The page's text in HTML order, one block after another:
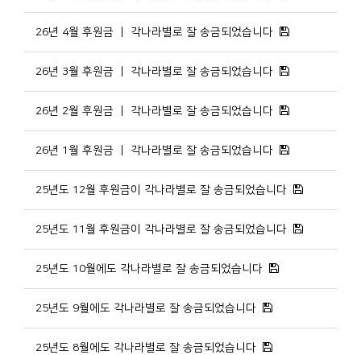
26년 4월 후원금 ㅣ 각나라별로 잘 송금되었습니다
26년 3월 후원금 ㅣ 각나라별로 잘 송금되었습니다
26년 2월 후원금 ㅣ 각나라별로 잘 송금되었습니다
26년 1월 후원금 ㅣ 각나라별로 잘 송금되었습니다
25년도 12월 후원금이 각나라별로 잘 송금되었습니다
25년도 11월 후원금이 각나라별로 잘 송금되었습니다
25년도 10월에도 각나라별로 잘 송금되었습니다
25년도 9월에도 각나라별로 잘 송금되었습니다
25년도 8월에도 각나라별로 잘 송금되었습니다